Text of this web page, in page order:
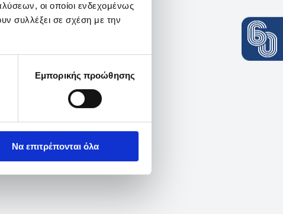
οι οποίοι ενδεχομένως
συλλέξει σε σχέση με την
Εμπορικής προώθησης
Να επιτρέπονται όλα